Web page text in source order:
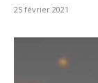
25 février 2021